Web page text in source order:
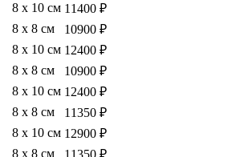
8 х 10 см 11400 ₽
8 х 8 см
10900 ₽
8 х 10 см 12400 ₽
8 х 8 см
10900 ₽
8 х 10 см 12400 ₽
8 х 8 см
11350 ₽
8 х 10 см 12900 ₽
8 х 8 см
11350 ₽